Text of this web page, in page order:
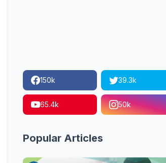
150k 39.3k
65.4k 50k
Popular Articles